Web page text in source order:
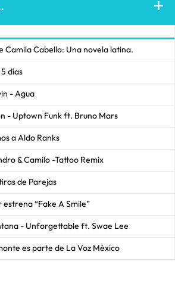
Camila Cabello: Una novela latina.
días
- Agua
- Uptown Funk ft. Bruno Mars
a Aldo Ranks
& Camilo -Tattoo Remix
de Parejas
“Fake A Smile”
- Unforgettable ft. Swae Lee
es parte de La Voz México